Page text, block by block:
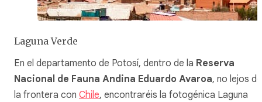
Laguna Verde
En el departamento de Potosí, dentro de la Reserva
Nacional de Fauna Andina Eduardo Avaroa, no lejos de
la frontera con Chile, encontraréis la fotogénica Laguna